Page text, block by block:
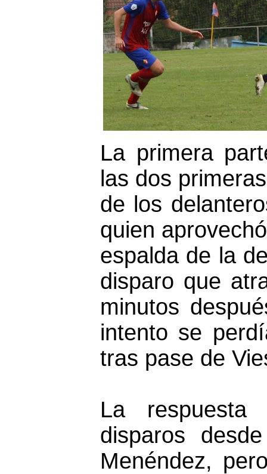
La primera
las dos
de los
quien
espalda de la
disparo que
minutos
intento se
tras pase de
La
disparos
Menéndez,